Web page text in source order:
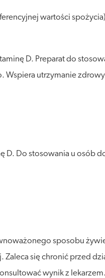
wartości
D. Preparat do
Wspiera utrzymanie
D. Do stosowania u osób
sposobu
się chronić przed
wynik z lekarzem.